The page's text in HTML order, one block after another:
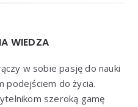
WIEDZA
w sobie pasję do nauki
podejściem do życia.
szeroką gamę